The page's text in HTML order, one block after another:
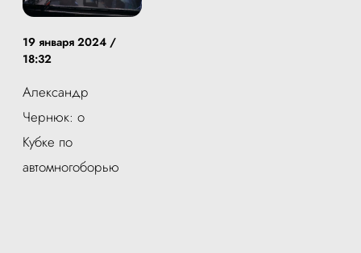
19 января 2024 /
18:32
Александр
Чернюк: о
Кубке по
автомногоборью